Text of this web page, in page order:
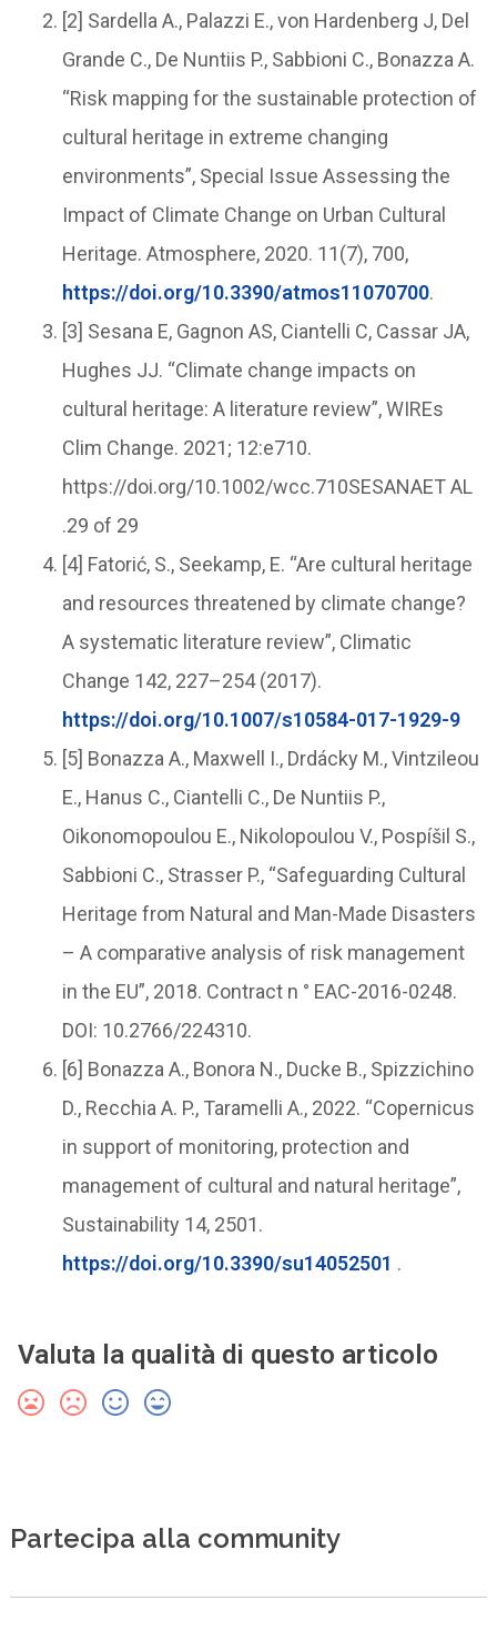
[2] Sardella A., Palazzi E., von Hardenberg J, Del
Grande C., De Nuntiis P., Sabbioni C., Bonazza A.
“Risk mapping for the sustainable protection of
cultural heritage in extreme changing
environments”, Special Issue Assessing the
Impact of Climate Change on Urban Cultural
Heritage. Atmosphere, 2020. 11(7), 700,
https://doi.org/10.3390/atmos11070700.
[3] Sesana E, Gagnon AS, Ciantelli C, Cassar JA,
Hughes JJ. “Climate change impacts on
cultural heritage: A literature review”, WIREs
Clim Change. 2021; 12:e710.
https://doi.org/10.1002/wcc.710SESANAET AL
.29 of 29
[4] Fatorić, S., Seekamp, E. “Are cultural heritage
and resources threatened by climate change?
A systematic literature review”, Climatic
Change 142, 227–254 (2017).
https://doi.org/10.1007/s10584-017-1929-9
[5] Bonazza A., Maxwell I., Drdácky M., Vintzileou
E., Hanus C., Ciantelli C., De Nuntiis P.,
Oikonomopoulou E., Nikolopoulou V., Pospíšil S.,
Sabbioni C., Strasser P., “Safeguarding Cultural
Heritage from Natural and Man-Made Disasters
– A comparative analysis of risk management
in the EU”, 2018. Contract n ° EAC-2016-0248.
DOI: 10.2766/224310.
[6] Bonazza A., Bonora N., Ducke B., Spizzichino
D., Recchia A. P., Taramelli A., 2022. “Copernicus
in support of monitoring, protection and
management of cultural and natural heritage”,
Sustainability 14, 2501.
https://doi.org/10.3390/su14052501 .
Valuta la qualità di questo articolo
Partecipa alla community